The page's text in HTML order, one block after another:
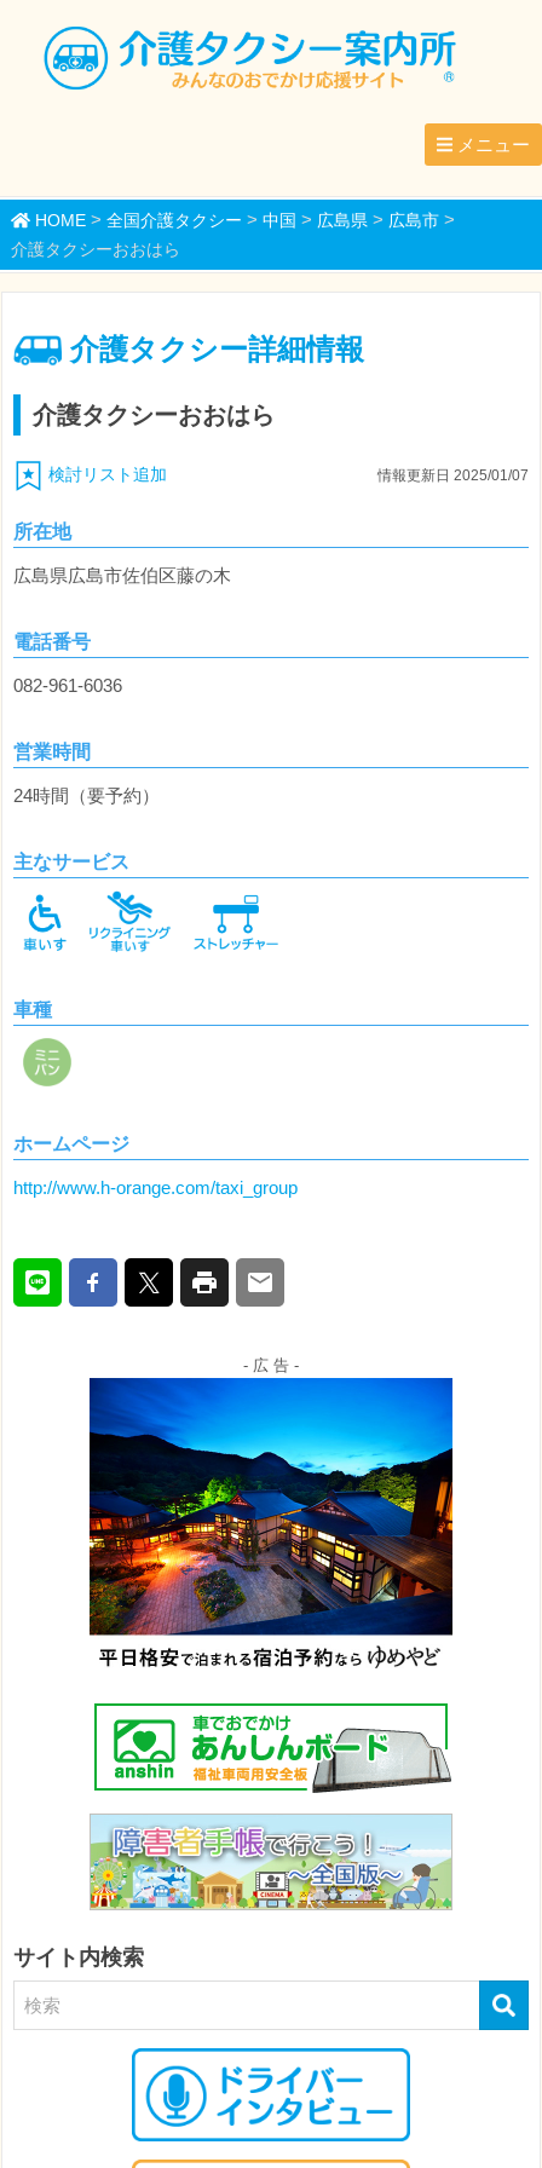
メニュー
HOME> 全国介護タクシー > 中国 > 広島県> 広島市>
介護タクシーおおはら
介護タクシー詳細情報
介護タクシーおおはら
検討リスト追加 情報更新日 2025/01/07
所在地
広島県広島市佐伯区藤の木
電話番号
082-961-6036
営業時間
24時間（要予約）
主なサービス
車種
ホームページ
http://www.h-orange.com/taxi_group
- 広 告 -
サイト内検索